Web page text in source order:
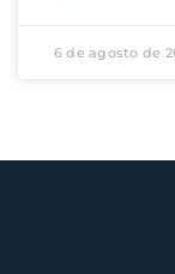
6 de agosto de